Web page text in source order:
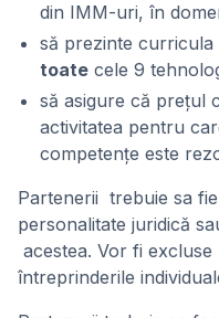
din IMM-uri, în
să prezinte
toate cele 9
să asigure că prețul
activitatea pentru
competențe este
Partenerii trebuie sa
personalitate juridică
acestea. Vor fi
întreprinderile